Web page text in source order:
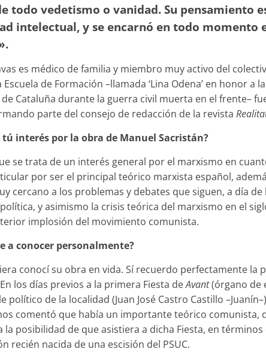
todo vedetismo o vanidad. Su pensamiento
intelectual, y se encarnó en todo momento
es médico de familia y miembro muy activo del
Escuela de Formación –llamada ‘Lina Odena’ en honor a
Cataluña durante la guerra civil muerta en el frente–
parte del consejo de redacción de la revista
tú interés por la obra de Manuel Sacristán?
se trata de un interés general por el marxismo en
por ser el principal teórico marxista español,
cercano a los problemas y debates que siguen, a día
y asimismo la crisis teórica del marxismo en el
implosión del movimiento comunista.
a conocer personalmente?
conocí su obra en vida. Sí recuerdo perfectamente la
los días previos a la primera Fiesta deAvant(órgano de
político de la localidad (Juan José Castro Castillo
comentó que había un importante teórico comunista,
la posibilidad de que asistiera a dicha Fiesta, en
recién nacida de una escisión del PSUC.